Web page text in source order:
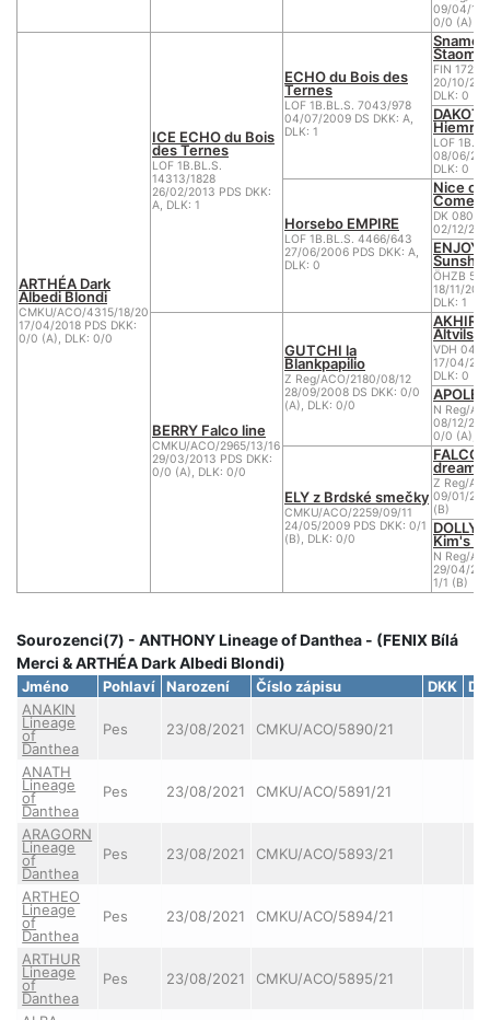
09/04/
0/0 (A)
ARTHÉA Dark
Albedi Blondi
CMKU/ACO/4315/18/20
17/04/2018 PDS DKK:
0/0 (A), DLK: 0/0
ICE ECHO du Bois
des Ternes
LOF 1B.BL.S.
14313/1828
26/02/2013 PDS DKK:
A, DLK: 1
ECHO du Bois des
Ternes
LOF 1B.BL.S. 7043/978
04/07/2009 DS DKK: A,
DLK: 1
FIN
20/10/
DLK: 0
LOF
08/06/
DLK: 0
Horsebo EMPIRE
LOF 1B.BL.S. 4466/643
27/06/2006 PDS DKK: A,
DLK: 0
Nice of
Come
DK
02/12/
ENJOY
ÖHZB
18/11/
DLK: 1
BERRY Falco line
CMKU/ACO/2965/13/16
29/03/2013 PDS DKK:
0/0 (A), DLK: 0/0
GUTCHI la
Blankpapilio
Z Reg/ACO/2180/08/12
28/09/2008 DS DKK: 0/0
(A), DLK: 0/0
Altvilstal
VDH 04/
17/04/
DLK: 0
N Reg/
08/12/
0/0 (A),
ELY z Brdské smečky
CMKU/ACO/2259/09/11
24/05/2009 PDS DKK: 0/1
(B), DLK: 0/0
FALCO
dream
Z Reg/
09/01/
(B)
DOLLY
Kim's
N Reg/
29/04/
1/1 (B)
Sourozenci(7) - ANTHONY Lineage of Danthea - (FENIX Bílá
Merci & ARTHÉA Dark Albedi Blondi)
Jméno Pohlaví Narození Číslo zápisu DKK
ANAKIN
Lineage
of
Danthea
Pes 23/08/2021 CMKU/ACO/5890/21
ANATH
Lineage
of
Danthea
Pes 23/08/2021 CMKU/ACO/5891/21
ARAGORN
Lineage
of
Danthea
Pes 23/08/2021 CMKU/ACO/5893/21
ARTHEO
Lineage
of
Danthea
Pes 23/08/2021 CMKU/ACO/5894/21
ARTHUR
Lineage
of
Danthea
Pes 23/08/2021 CMKU/ACO/5895/21